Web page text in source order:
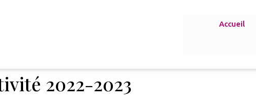
Accueil
2022-2023